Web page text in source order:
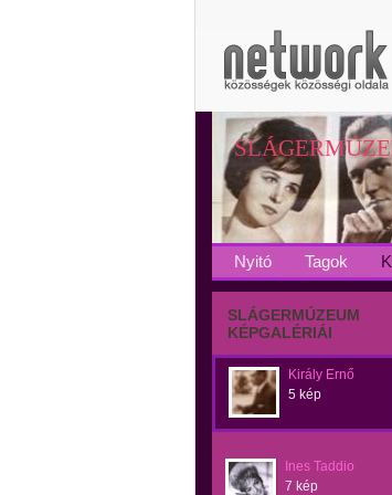
Nyitó Tagok
SLÁGERMÚZEUM
KÉPGALÉRIÁI
Király Ernő
5 kép
Ines Taddio
7 kép